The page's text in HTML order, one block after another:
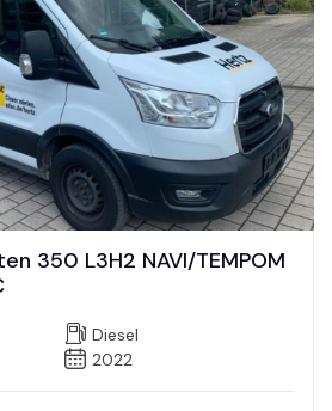
350 L3H2 NAVI/TEMPOM
Diesel
2022